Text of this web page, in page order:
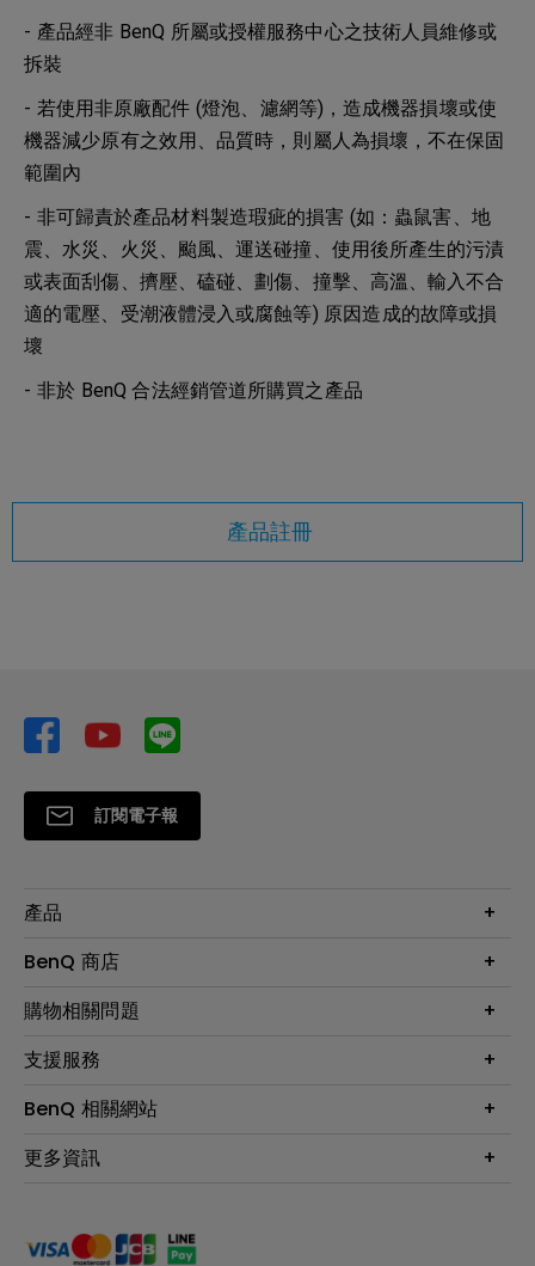
- 產品經非 BenQ 所屬或授權服務中心之技術人員維修或
拆裝
- 若使用非原廠配件 (燈泡、濾網等)，造成機器損壞或使
機器減少原有之效用、品質時，則屬人為損壞，不在保固
範圍內
- 非可歸責於產品材料製造瑕疵的損害 (如：蟲鼠害、地
震、水災、火災、颱風、運送碰撞、使用後所產生的污漬
或表面刮傷、擠壓、磕碰、劃傷、撞擊、高溫、輸入不合
適的電壓、受潮液體浸入或腐蝕等) 原因造成的故障或損
壞
- 非於 BenQ 合法經銷管道所購買之產品
產品註冊
訂閱電子報
產品
大型液晶
投影機
智慧照明
專業拍物視訊鏡頭
BenQ 商店
最新產品與活動
尋找銷售據點
會員綁定LINE教學
購物相關問題
第一次購物就上手
延長保固購買
贈品兌換網站首頁
支援服務
服務公告
保固條例
手冊與軟體下載
BenQ 相關網站
專業商用解決方案
BenQ 大娛樂家
更多資訊
永續發展